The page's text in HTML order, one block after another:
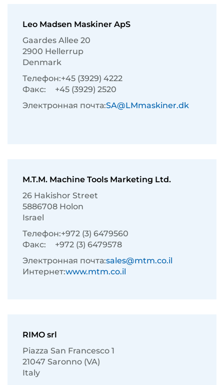
Leo Madsen Maskiner ApS
Gaardes Allee 20
2900 Hellerrup
Denmark
Телефон:+45 (3929) 4222
Факс:
+45 (3929) 2520
Электронная почта:SA@LMmaskiner.dk
M.T.M. Machine Tools Marketing Ltd.
26 Hakishor Street
5886708 Holon
Israel
Телефон:+972 (3) 6479560
Факс:
+972 (3) 6479578
Электронная почта:sales@mtm.co.il
Интернет:www.mtm.co.il
RIMO srl
Piazza San Francesco 1
21047 Saronno (VA)
Italy